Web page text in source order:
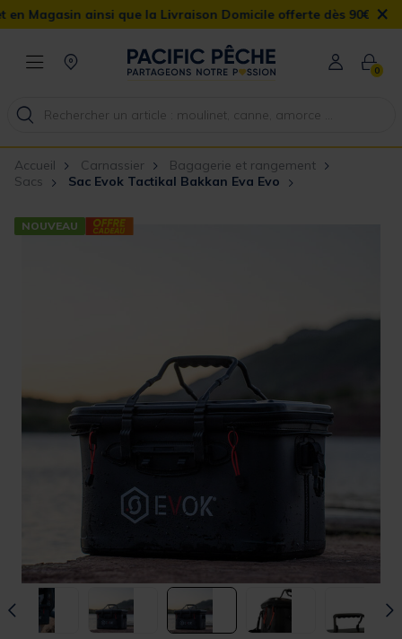
ainsi que la Livraison Domicile offerte dès 90€ ×
0
Accueil Carnassier
Bagagerie et rangement
Sacs
Sac Evok Tactikal Bakkan Eva Evo
NOUVEAU